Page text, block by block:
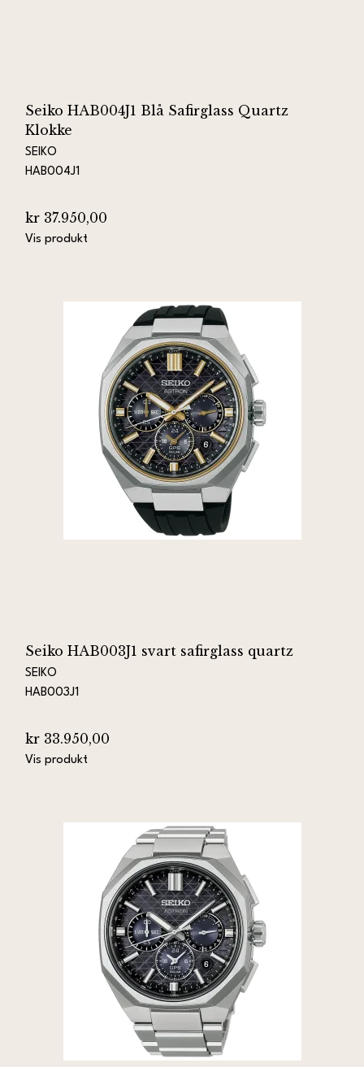
Seiko HAB004J1 Blå Safirglass Quartz
Klokke
SEIKO
HAB004J1
kr 37.950,00
Vis produkt
Seiko HAB003J1 svart safirglass quartz
SEIKO
HAB003J1
kr 33.950,00
Vis produkt